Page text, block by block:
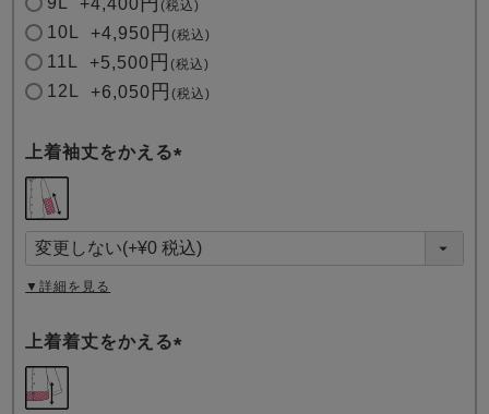
税込
10L +4,950 税込
11L +5,500 税込
12L +6,050 税込
上着袖丈をかえる
須
)
▼詳細を見る
上着着丈をかえる